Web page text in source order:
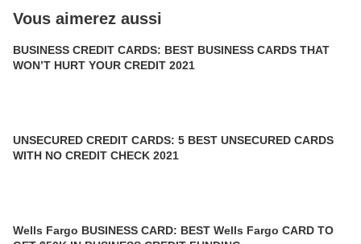
Vous aimerez aussi
BUSINESS CREDIT CARDS: BEST BUSINESS CARDS THAT
WON’T HURT YOUR CREDIT 2021
UNSECURED CREDIT CARDS: 5 BEST UNSECURED CARDS
WITH NO CREDIT CHECK 2021
Wells Fargo BUSINESS CARD: BEST Wells Fargo CARD TO